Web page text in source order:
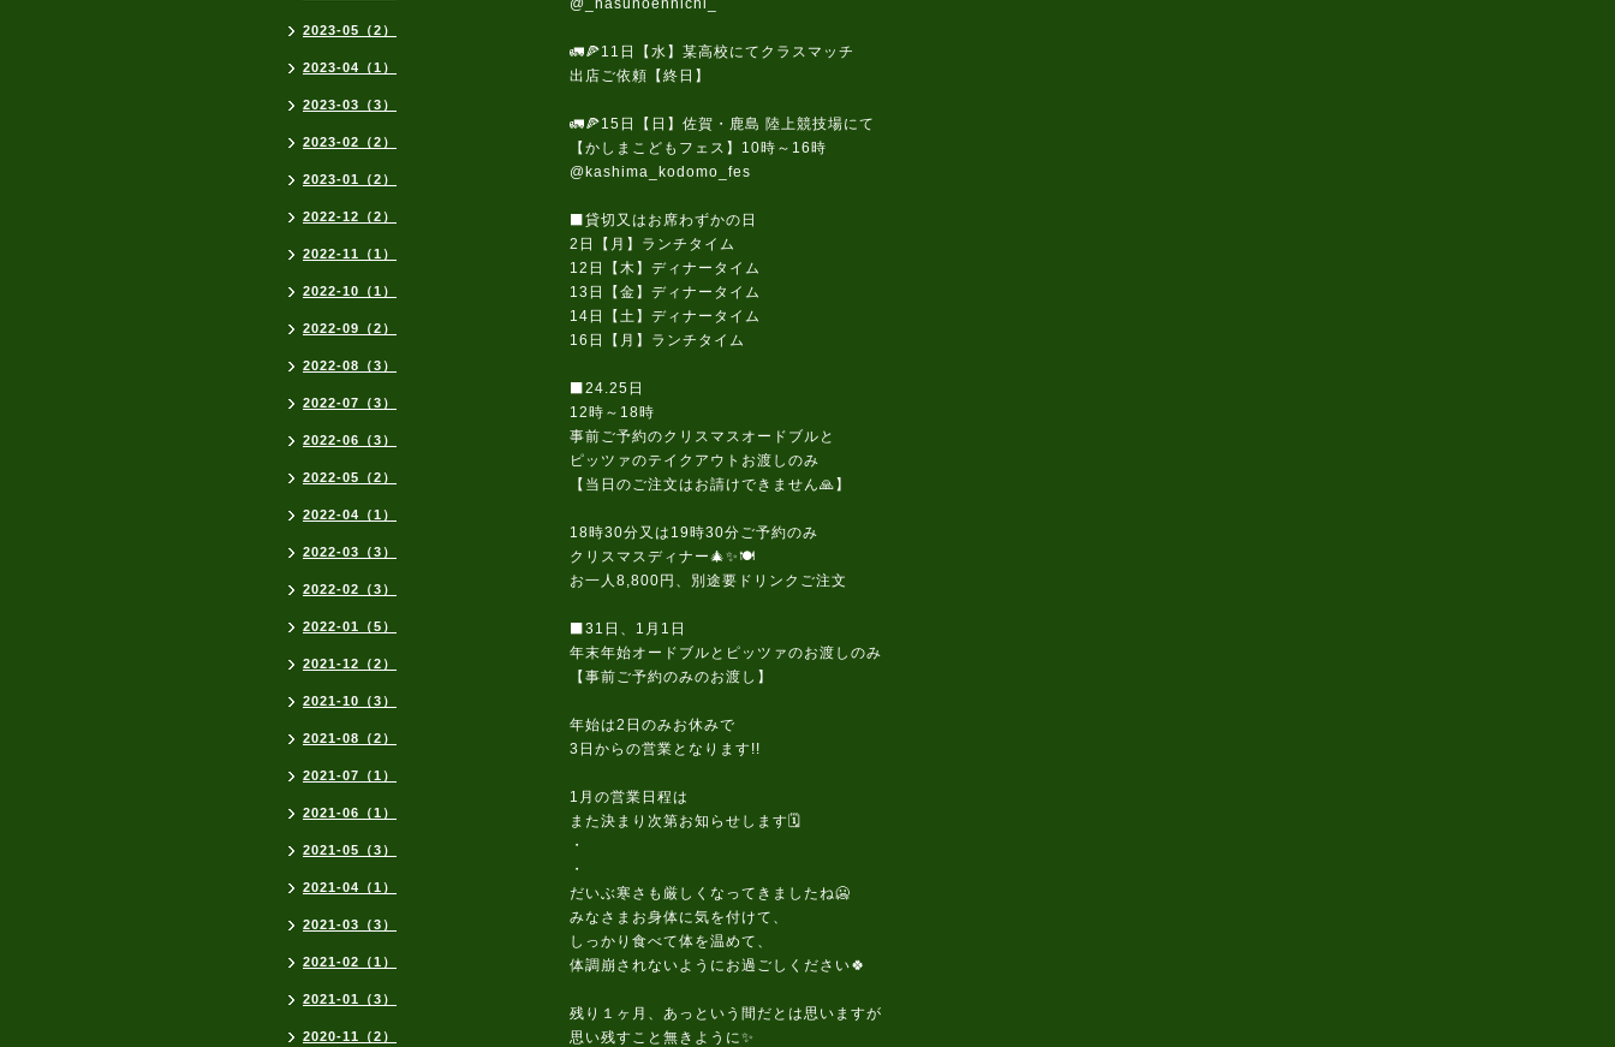
@_hasunoennichi_
🚛🍕11日【水】某高校にてクラスマッチ
出店ご依頼【終日】
🚛🍕15日【日】佐賀・鹿島 陸上競技場にて
【かしまこどもフェス】10時～16時
@kashima_kodomo_fes
⬛貸切又はお席わずかの日
2日【月】ランチタイム
12日【木】ディナータイム
13日【金】ディナータイム
14日【土】ディナータイム
16日【月】ランチタイム
⬛24.25日
12時～18時
事前ご予約のクリスマスオードブルと
ピッツァのテイクアウトお渡しのみ
【当日のご注文はお請けできません🙏】
18時30分又は19時30分ご予約のみ
クリスマスディナー🎄✨🍽️
お一人8,800円、別途要ドリンクご注文
⬛31日、1月1日
年末年始オードブルとピッツァのお渡しのみ
【事前ご予約のみのお渡し】
年始は2日のみお休みで
3日からの営業となります!!
1月の営業日程は
また決まり次第お知らせします🗓️
・
・
だいぶ寒さも厳しくなってきましたね🥶
みなさまお身体に気を付けて、
しっかり食べて体を温めて、
体調崩されないようにお過ごしください🍀
残り１ヶ月、あっという間だとは思いますが
思い残すこと無きように✨
2023-05（2）
2023-04（1）
2023-03（3）
2023-02（2）
2023-01（2）
2022-12（2）
2022-11（1）
2022-10（1）
2022-09（2）
2022-08（3）
2022-07（3）
2022-06（3）
2022-05（2）
2022-04（1）
2022-03（3）
2022-02（3）
2022-01（5）
2021-12（2）
2021-10（3）
2021-08（2）
2021-07（1）
2021-06（1）
2021-05（3）
2021-04（1）
2021-03（3）
2021-02（1）
2021-01（3）
2020-11（2）